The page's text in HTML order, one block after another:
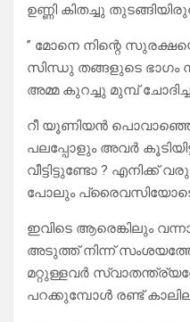
ഉണ്ണി കിതച്ചു
” മോനെ നിന്റെ
സിന്ധു തങ്ങളുടെ ഭാഗം
അമ്മ കുറച്ചു മുമ്പ്
റീ യൂണിയൻ
പലപ്പോളും അവർ
വീട്ടിട്ടുണ്ടോ ?
പോലും പ്രൈവസിയോടെ
ഇവിടെ ആരെങ്കിലും
അടുത്ത് നിന്ന്
മറ്റുള്ളവർ
പറക്കുമ്പോൾ രണ്ട്